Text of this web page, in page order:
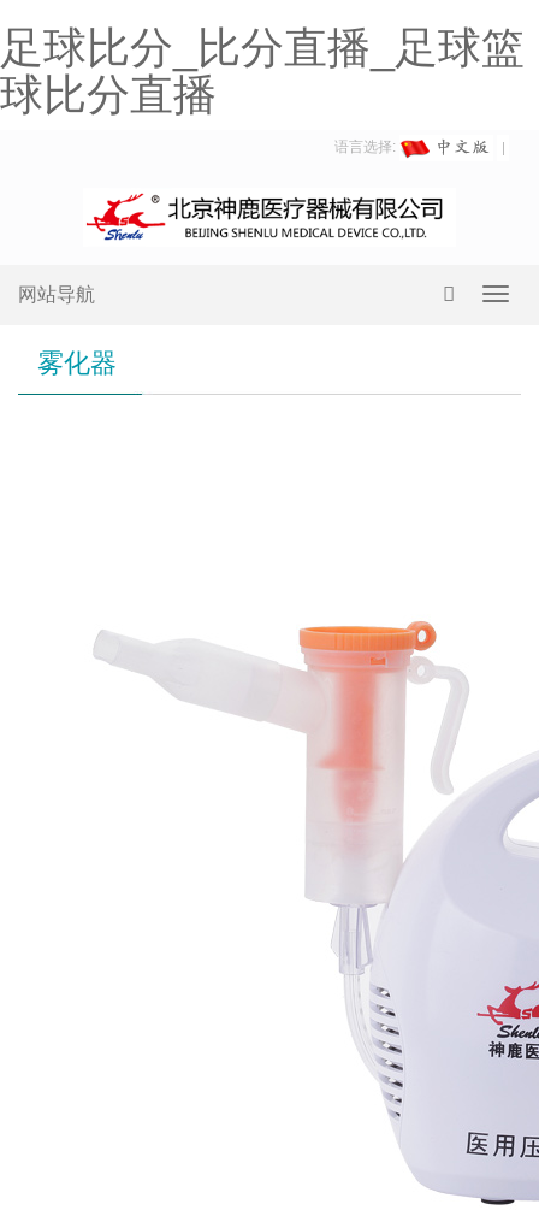
足球比分_比分直播_足球篮
球比分直播
语言选择:
网站导航
雾化器